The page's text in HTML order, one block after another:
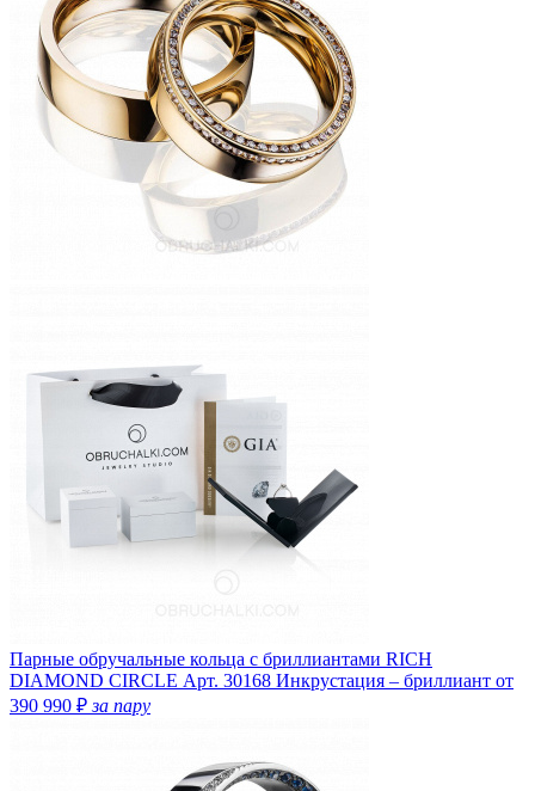
Парные обручальные кольца с бриллиантами RICH
DIAMOND CIRCLE Арт. 30168 Инкрустация – бриллиант от
390 990 ₽за пару